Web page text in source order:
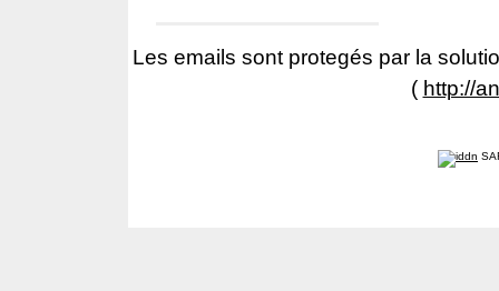
Les emails sont protegés par la
( http://